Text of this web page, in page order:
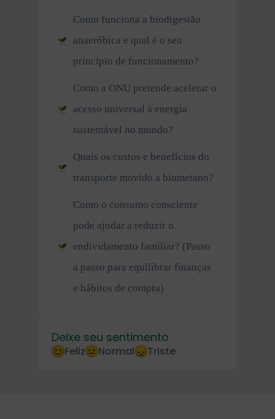
Como funciona a biodigestão
anaeróbica e qual é o seu
princípio de funcionamento?
Como a ONU pretende acelerar o
acesso universal à energia
sustentável no mundo?
Quais os custos e benefícios do
transporte movido a biometano?
Como o consumo consciente
pode ajudar a reduzir o
endividamento familiar? (Passo
a passo para equilibrar finanças
e hábitos de compra)
Deixe seu sentimento
Feliz Normal Triste